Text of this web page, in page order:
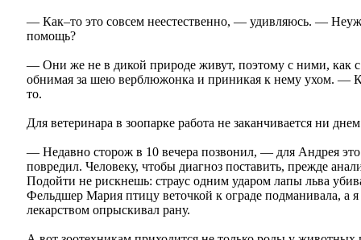
— Как–то это совсем неестественно, — удивляюсь. —
помощь?
— Они же не в дикой природе живут, поэтому с ними,
обнимая за шею верблюжонка и приникая к нему ухом. —
то.
Для ветеринара в зоопарке работа не заканчивается ни
— Недавно сторож в 10 вечера позвонил, — для Андрея
повредил. Человеку, чтобы диагноз поставить, прежде
Подойти не рискнешь: страус одним ударом лапы льва
Фельдшер Мария птицу веточкой к ограде подманивала, а я
лекарством опрыскивал рану.